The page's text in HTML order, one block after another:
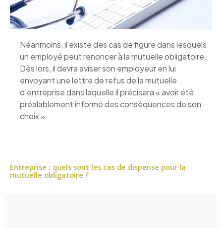
Néanmoins, il existe des cas de figure dans lesquels
un employé peut renoncer à la mutuelle obligatoire.
Dès lors, il devra aviser son employeur en lui
envoyant une lettre de refus de la mutuelle
d’entreprise dans laquelle il précisera « avoir été
préalablement informé des conséquences de son
choix ».
Entreprise : quels sont les cas de dispense pour la
mutuelle obligatoire ?